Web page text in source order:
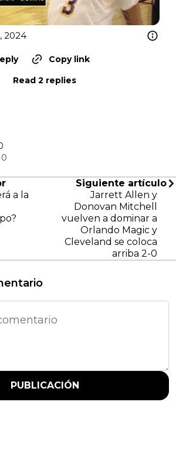
2024
Copy link
Read 2 replies
0
a la
Siguiente artículo
Jarrett Allen y
Donovan Mitchell
vuelven a dominar a
Orlando Magic y
Cleveland se coloca
arriba 2-0
PUBLICACIÓN